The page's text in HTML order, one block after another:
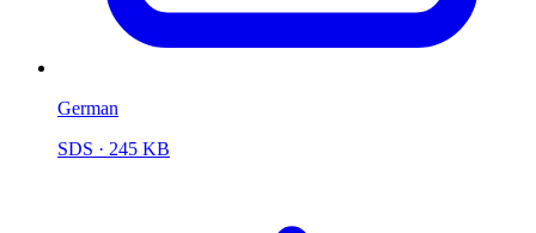
German
SDS · 245 KB